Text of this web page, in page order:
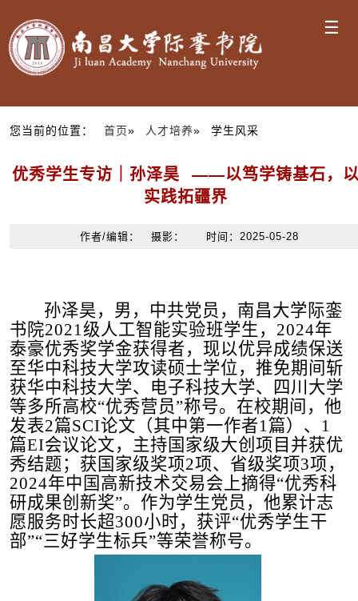
☰
您当前的位置： 首页» 人才培养» 学生风采
优秀学生专访｜孙泽昊 ——以笃学铸基石，
实践拓疆界
作者/编辑： 摄影： 时间：2025-05-28
孙泽昊，男，中共党员，南昌大学际銮
书院2021 级人工智能实验班学生， 2024年
泰豪优秀奖学金获得者，现以优异成绩保送
至华中科技大学攻读硕士学位，推免期间斩
获华中科技大学、电子科技大学、四川大学
等多所高校“优秀营员”称号。在校期间，他
发表2篇SCI论文（其中第一作者1 篇）、 1
篇EI会议论文，主持国家级大创项目并获优
秀结题；获国家级奖项2项、省级奖项3项，
2024年中国高新技术交易会上摘得“优秀科
研成果创新奖”。作为学生党员，他累计志
愿服务时长超300小时，获评“优秀学生干
部”“三好学生标兵”等荣誉称号。